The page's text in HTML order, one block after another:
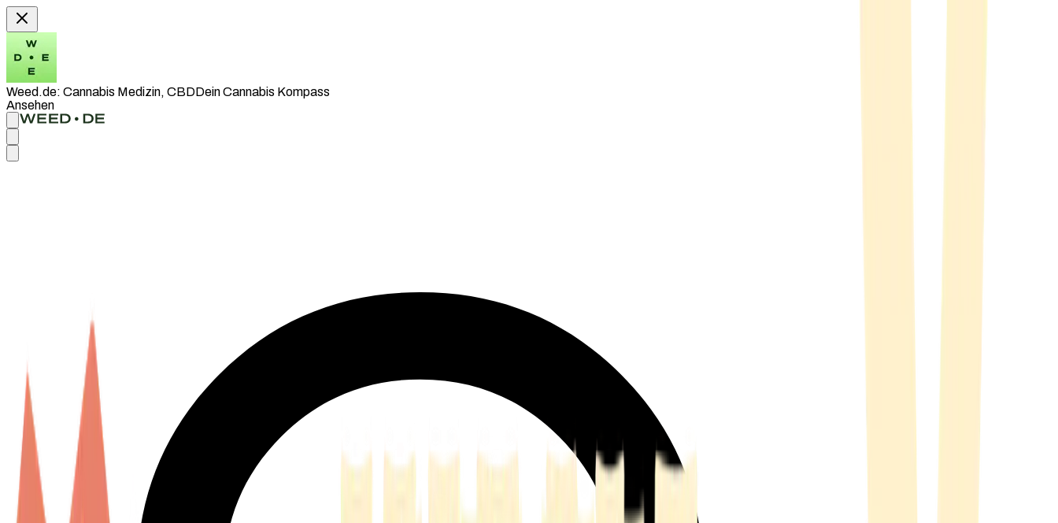
Weed.de: Cannabis Medizin, CBDDein Cannabis Kompass
Ansehen